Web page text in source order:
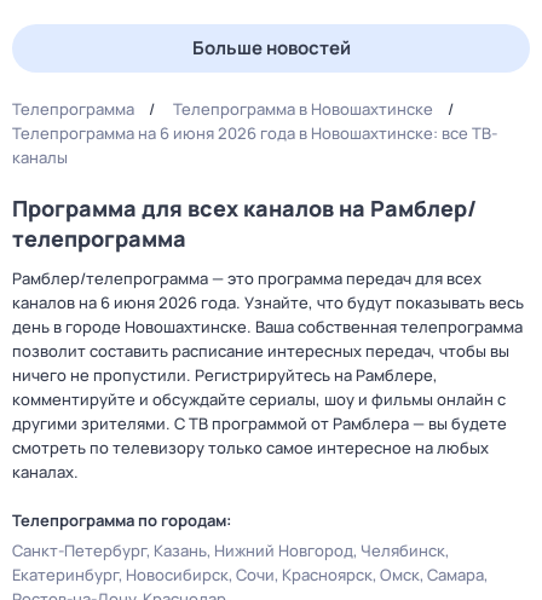
Больше новостей
Телепрограмма
Телепрограмма в Новошахтинске
Телепрограмма на 6 июня 2026 года в Новошахтинске: все ТВ-
каналы
Программа для всех каналов на Рамблер/
телепрограмма
Рамблер/телепрограмма — это программа передач для всех
каналов на 6 июня 2026 года. Узнайте, что будут показывать весь
день в городе Новошахтинске. Ваша собственная телепрограмма
позволит составить расписание интересных передач, чтобы вы
ничего не пропустили. Регистрируйтесь на Рамблере,
комментируйте и обсуждайте сериалы, шоу и фильмы онлайн с
другими зрителями. С ТВ программой от Рамблера — вы будете
смотреть по телевизору только самое интересное на любых
каналах.
Телепрограмма по городам:
Санкт-Петербург Казань Нижний Новгород Челябинск
Екатеринбург Новосибирск Сочи Красноярск Омск Самара